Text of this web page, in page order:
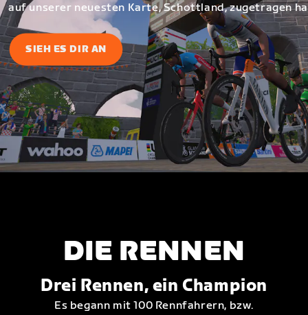
auf unserer neuesten Karte, Schottland, zugetragen
SIEH ES DIR AN
DIE RENNEN
Drei Rennen, ein Champion
Es begann mit 100 Rennfahrern, bzw.